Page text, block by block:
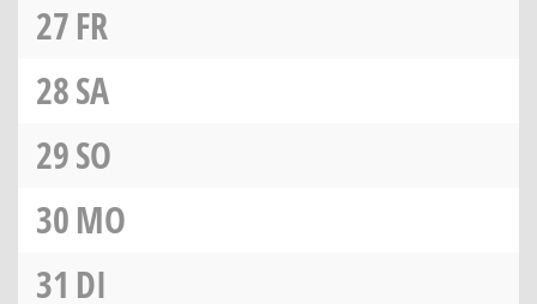
27FR
28SA
29SO
30MO
31 DI